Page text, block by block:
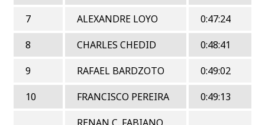
7 ALEXANDRE LOYO
0:47:24
8
CHARLES CHEDID
0:48:41
9
RAFAEL BARDZOTO
0:49:02
10
FRANCISCO PEREIRA 0:49:13